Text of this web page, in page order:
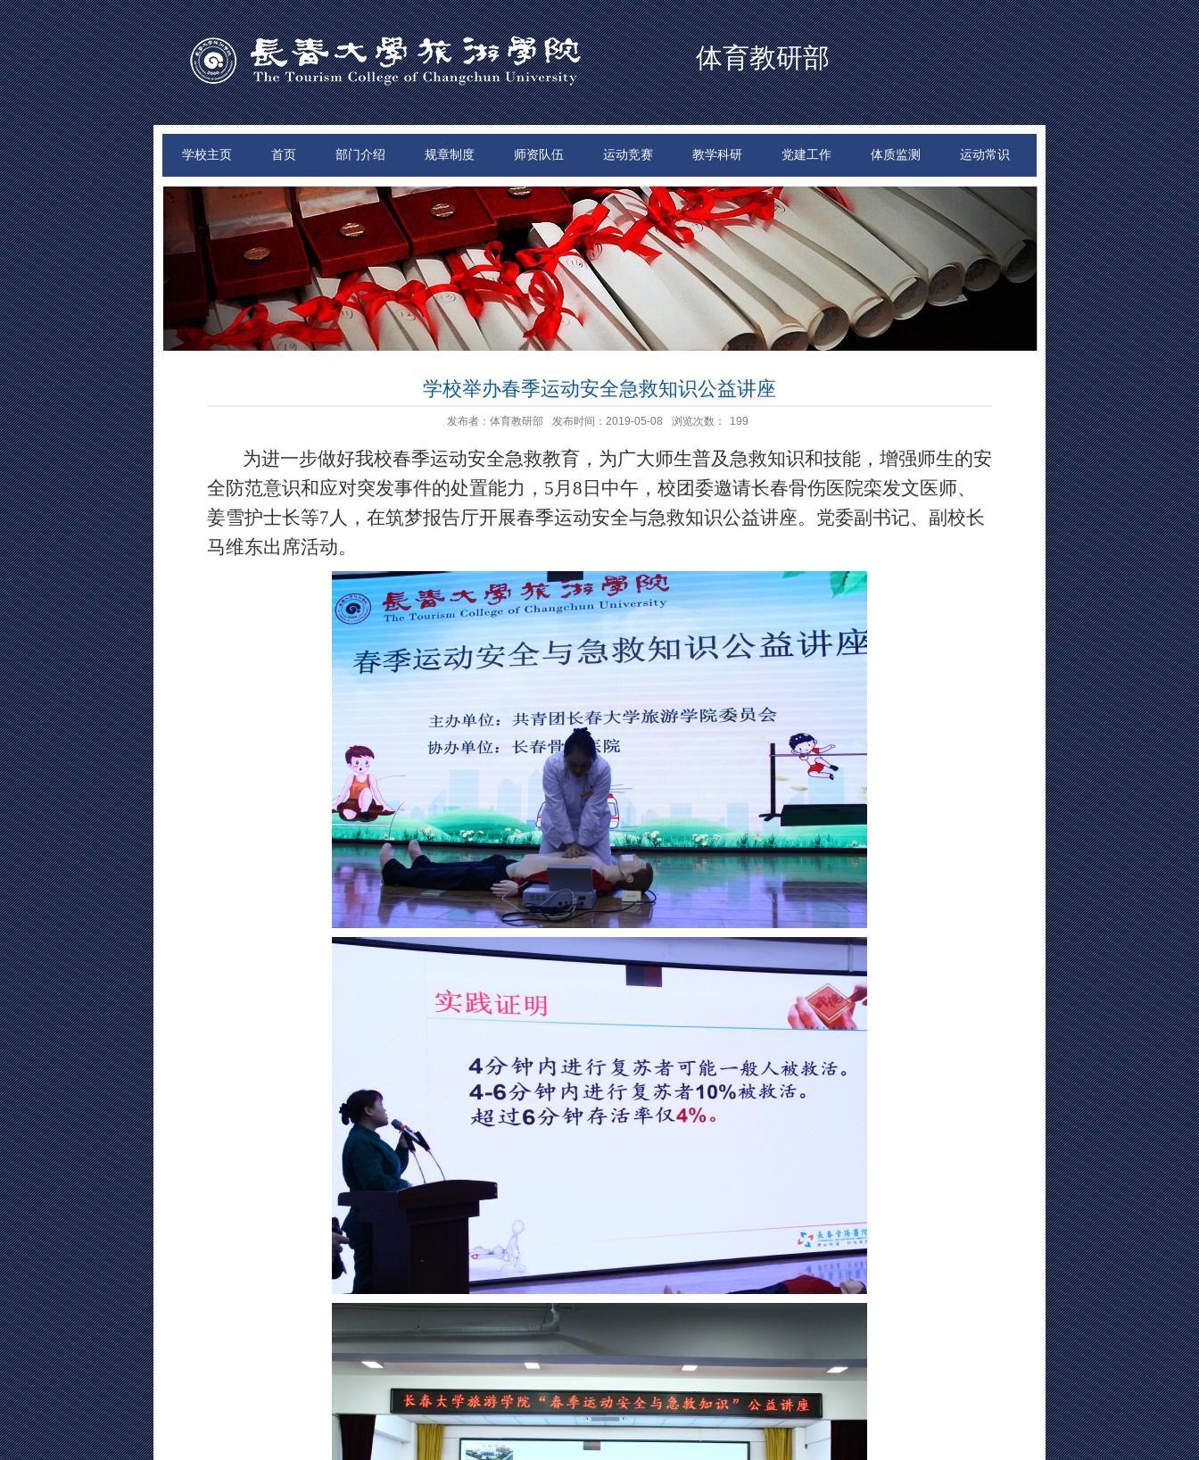
体育教研部
学校主页 首页 部门介绍 规章制度 师资队伍 运动竞赛 教学科研 党建工作 体质监测 运动常识
学校举办春季运动安全急救知识公益讲座
发布者：体育教研部 发布时间：2019-05-08 浏览次数： 199
为进一步做好我校春季运动安全急救教育，为广大师生普及急救知识和技能，增强师生的安
全防范意识和应对突发事件的处置能力， 5月8日中午， 校团委邀请长春骨伤医院栾发文医师、
姜雪护士长等7人 ，在筑梦报告厅开展春季运动安全与急救知识公益讲座。党委副书记、副校长
马维东出席活动。